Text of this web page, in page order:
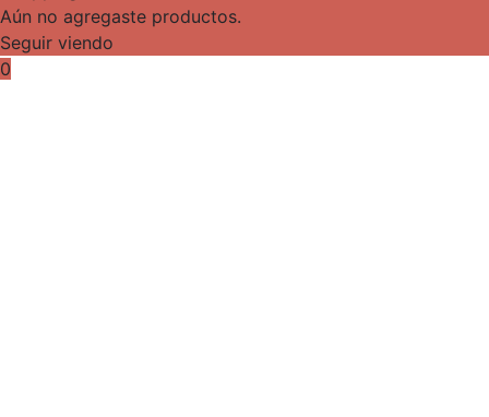
Aún no agregaste productos.
Seguir viendo
0